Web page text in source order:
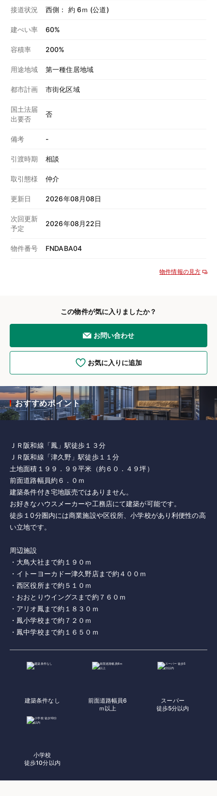
接道状況 西側： 約 6ｍ (公道)
建ぺい率 60%
容積率 200%
用途地域 第一種住居地域
都市計画 市街化区域
国土法届
出要否
否
備考 -
引渡時期 相談
取引態様 仲介
更新日 2026年08月08日
次回更新
予定
2026年08月22日
物件番号 FNDABA04
物件情報の見方
この物件が気に入りましたか？
お問い合わせ
お気に入りに追加
おすすめポイント
ＪＲ阪和線「鳳」駅徒歩１３分
ＪＲ阪和線「津久野」駅徒歩１１分
土地面積１９９．９９平米（約６０．４９坪）
前面道路幅員約６．０ｍ
建築条件付き宅地販売ではありません。
お好きなハウスメーカーや工務店にて建築が可能です。
徒歩１0分圏内には商業施設や区役所、小学校があり利便性の高
い立地です。
周辺施設
・大鳥大社まで約１９０ｍ
・イトーヨーカドー津久野店まで約４００ｍ
・西区役所まで約５１０ｍ
・おおとりウイングスまで約７６０ｍ
・アリオ鳳まで約１８３０ｍ
・鳳小学校まで約７２０ｍ
・鳳中学校まで約１６５０ｍ
建築条件なし
前面道路幅員6
ｍ以上
スーパー
徒歩5分以内
小学校
徒歩10分以内